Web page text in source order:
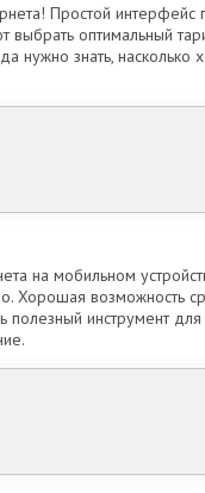
Простой интерфейс
выбрать оптимальный
нужно знать, насколько
на мобильном
Хорошая возможность
инструмент для